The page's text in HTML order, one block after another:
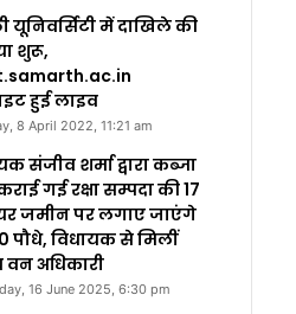
यूनिवर्सिटी में दाखिले की
शुरू,
हुई लाइव
8 April 2022, 11:21 am
संजीव शर्मा द्वारा कब्जा
गई रक्षा सम्पदा की 17
जमीन पर लगाए जाएंगे
पौधे, विधायक से मिलीं
वन अधिकारी
16 June 2025, 6:30 pm